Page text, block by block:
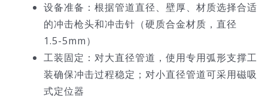
设备准备：根据管道直径、壁厚、材质选择合适
的冲击枪头和冲击针（硬质合金材质，直径
1.5-5mm）
工装固定：对大直径管道，使用专用弧形支撑工
装确保冲击过程稳定；对小直径管道可采用磁吸
式定位器